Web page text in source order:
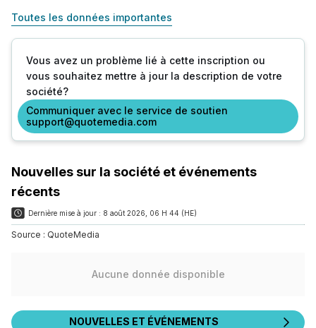
Toutes les données importantes
Vous avez un problème lié à cette inscription ou
vous souhaitez mettre à jour la description de votre
société?
Communiquer avec le service de soutien
support@quotemedia.com
Nouvelles sur la société et événements
récents
Dernière mise à jour : 8 août 2026, 06 H 44 (HE)
Source : QuoteMedia
Aucune donnée disponible
NOUVELLES ET ÉVÉNEMENTS